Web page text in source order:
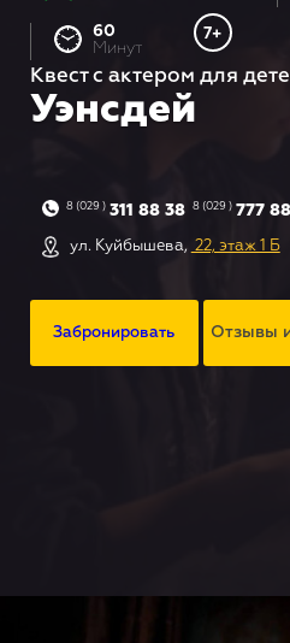
60
Минут
7+
Квест с актером для
Уэнсдей
8 (029 ) 311 88 38 8 (029 ) 777
ул. Куйбышева, 22, этаж 1 Б
Забронировать Отзывы